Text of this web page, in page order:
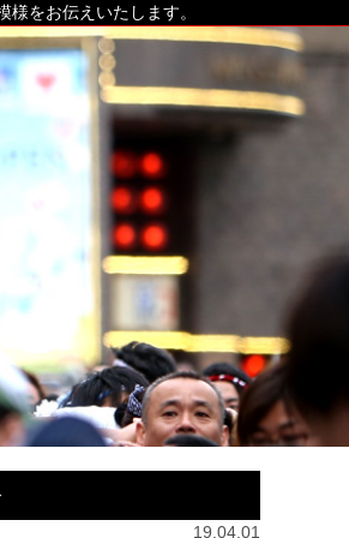
をお伝えいたします。
19.04.01